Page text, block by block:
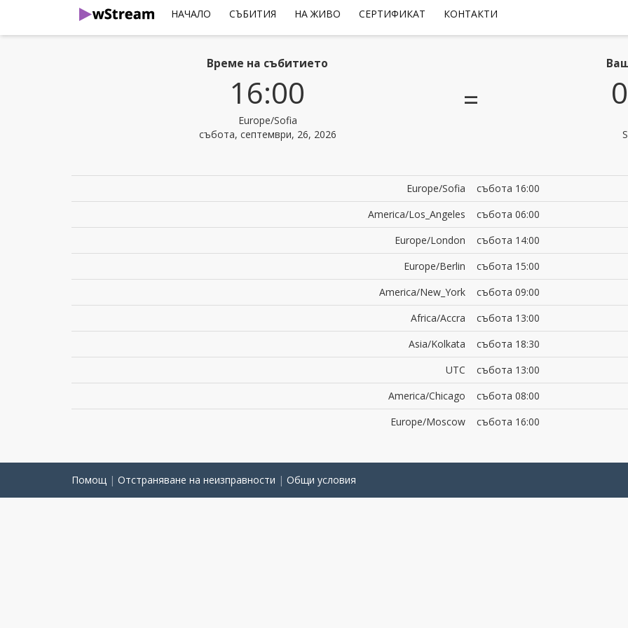
НАЧАЛО СЪБИТИЯ НА ЖИВО СЕРТИФИКАТ КОНТАКТИ
Време на събитието
16:00
Europe/Sofia
събота, септември, 26, 2026
=
Europe/Sofia
събота 16:00
America/Los_Angeles
събота 06:00
Europe/London
събота 14:00
Europe/Berlin
събота 15:00
America/New_York
събота 09:00
Africa/Accra
събота 13:00
Asia/Kolkata
събота 18:30
UTC
събота 13:00
America/Chicago
събота 08:00
Europe/Moscow
събота 16:00
Помощ | Отстраняване на неизправности | Общи условия